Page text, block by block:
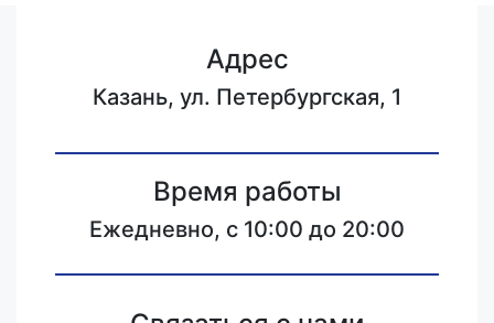
Адрес
Казань, ул. Петербургская, 1
Время работы
Ежедневно, с 10:00 до 20:00